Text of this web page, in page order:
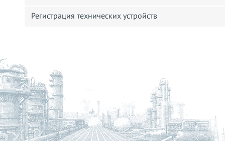
Регистрация технических устройств